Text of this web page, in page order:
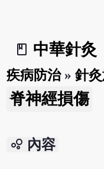
book_2
中華針灸
疾病防治»針
脊神經損傷
bubble_chart 內容